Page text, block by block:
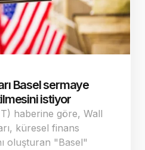
Basel sermaye
istiyor
haberine göre, Wall
küresel finans
oluşturan "Basel"